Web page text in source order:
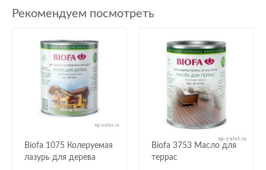
Рекомендуем посмотреть
Biofa 1075 Колеруемая
лазурь для дерева
Biofa 3753 Масло для
террас